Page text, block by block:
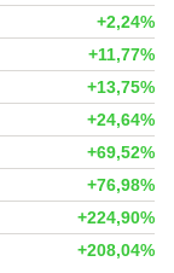
+2,24%
+11,77%
+13,75%
+24,64%
+69,52%
+76,98%
+224,90%
+208,04%